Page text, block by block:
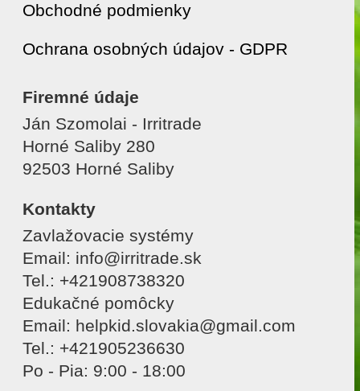
Obchodné podmienky
Ochrana osobných údajov - GDPR
Firemné údaje
Ján Szomolai - Irritrade
Horné Saliby 280
92503 Horné Saliby
Kontakty
Zavlažovacie systémy
Email: info@irritrade.sk
Tel.: +421908738320
Edukačné pomôcky
Email: helpkid.slovakia@gmail.com
Tel.: +421905236630
Po - Pia: 9:00 - 18:00